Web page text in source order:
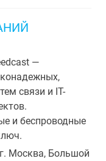
—
связи и IT-
и беспроводные
Москва, Большой